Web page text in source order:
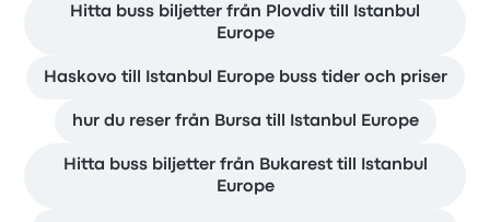
Hitta buss biljetter från Plovdiv till Istanbul
Europe
Haskovo till Istanbul Europe buss tider och priser
hur du reser från Bursa till Istanbul Europe
Hitta buss biljetter från Bukarest till Istanbul
Europe